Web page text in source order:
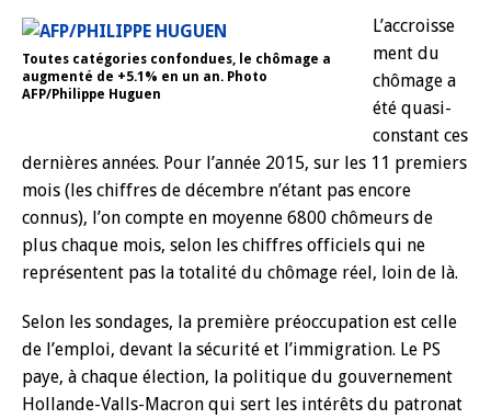
Toutes catégories confondues, le chômage a
augmenté de +5.1% en un an. Photo
AFP/Philippe Huguen
L’accroisse
ment du
chômage a
été quasi-
constant ces
dernières années. Pour l’année 2015, sur les 11 premiers
mois (les chiffres de décembre n’étant pas encore
connus), l’on compte en moyenne 6800 chômeurs de
plus chaque mois, selon les chiffres officiels qui ne
représentent pas la totalité du chômage réel, loin de là.
Selon les sondages, la première préoccupation est celle
de l’emploi, devant la sécurité et l’immigration. Le PS
paye, à chaque élection, la politique du gouvernement
Hollande-Valls-Macron qui sert les intérêts du patronat